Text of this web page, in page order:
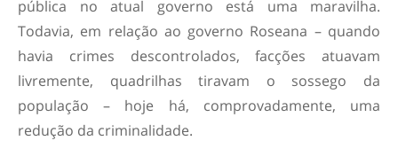
pública no atual governo está uma maravilha.
Todavia, em relação ao governo Roseana – quando
havia crimes descontrolados, facções atuavam
livremente, quadrilhas tiravam o sossego da
população – hoje há, comprovadamente, uma
redução da criminalidade.